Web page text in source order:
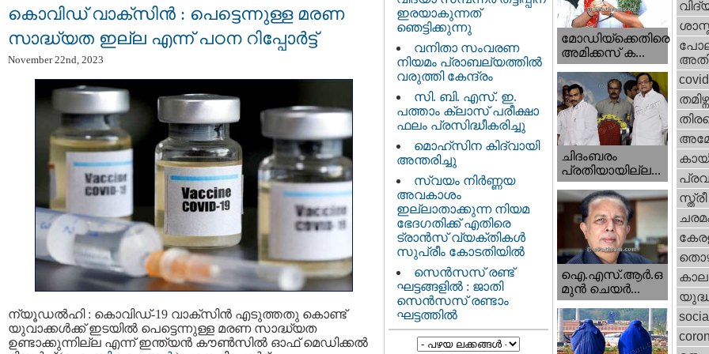
കൊവിഡ് വാക്സിൻ : പെട്ടെന്നുള്ള മരണ
സാദ്ധ്യത ഇല്ല എന്ന് പഠന റിപ്പോര്‍ട്ട്
November 22nd, 2023
ന്യൂഡല്‍ഹി : കൊവിഡ്-19 വാക്സിൻ എടുത്തതു കൊണ്ട്
യുവാക്കൾക്ക് ഇടയിൽ പെട്ടെന്നുള്ള മരണ സാദ്ധ്യത
ഉണ്ടാക്കുന്നില്ല എന്ന് ഇന്ത്യൻ കൗൺസിൽ ഓഫ് മെഡിക്കൽ
ഇരയാകുന്നത്‌
ഞെട്ടിക്കുന്നു
വനിതാ സംവരണ
നിയമം പ്രാബല്യത്തിൽ
വരുത്തി കേന്ദ്രം
സി. ബി. എസ്. ഇ.
പത്താം ക്ലാസ് പരീക്ഷാ
ഫലം പ്രസിദ്ധീകരിച്ചു
മൊഹ്‌സിന കിദ്വായി
അന്തരിച്ചു
സ്വയം നിർണ്ണയ
അവകാശം
ഇല്ലാതാക്കുന്ന നിയമ
ഭേദഗതിക്ക് എതിരെ
ട്രാൻസ് വ്യക്തികൾ
സുപ്രീം കോടതിയിൽ
സെന്‍സസ് രണ്ട്
ഘട്ടങ്ങളിൽ : ജാതി
സെന്‍സസ് രണ്ടാം
ഘട്ടത്തിൽ
മോഡിയ്ക്കെതിരെ
അമിക്കസ് ക...
ചിദംബരം
പ്രതിയായില്ല...
ഐ.എസ്.ആര്‍.ഒ
മുന്‍ ചെയര്‍...